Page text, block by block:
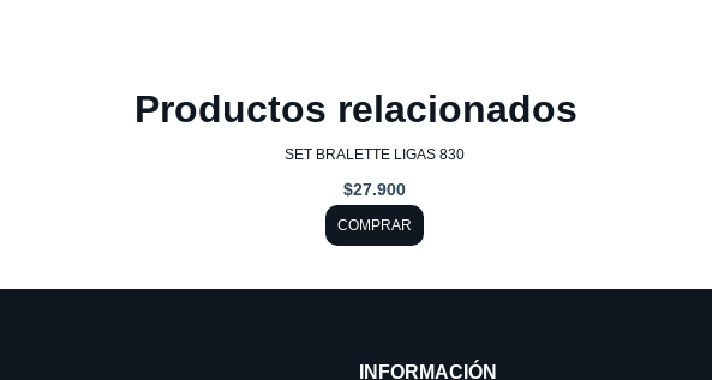
Productos relacionados
SET BRALETTE LIGAS 830
$27.900
COMPRAR
Este
producto
tiene
variantes.
INFORMACIÓN